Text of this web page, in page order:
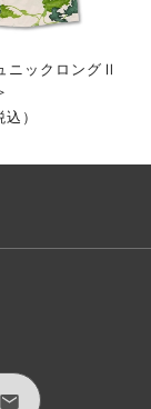
ニックロングⅡ
）